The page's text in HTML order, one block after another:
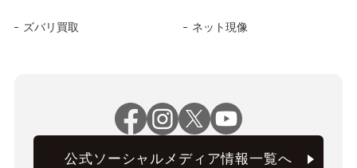
ズバリ買取 ネット現像
公式ソーシャルメディア情報一覧へ